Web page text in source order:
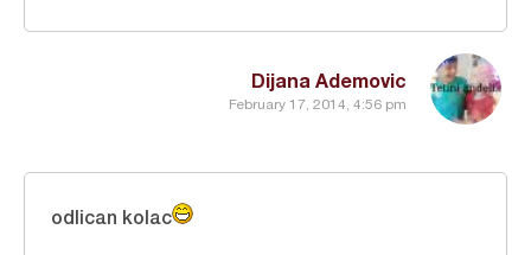
Dijana Ademovic
February 17, 2014, 4:56 pm
odlican kolac